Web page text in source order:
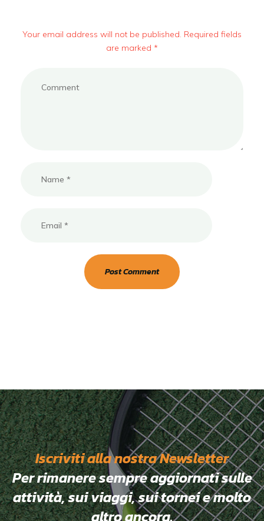
Your email address will not be published. Required fields
are marked *
Iscriviti alla nostra Newsletter
Per rimanere sempre aggiornati sulle
attività, sui viaggi, sui tornei e molto
altro ancora.